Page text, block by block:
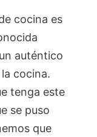
cocina es
auténtico
cocina.
tenga este
se puso
que